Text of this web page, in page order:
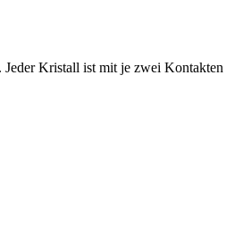
Kristall ist mit je zwei Kontakten